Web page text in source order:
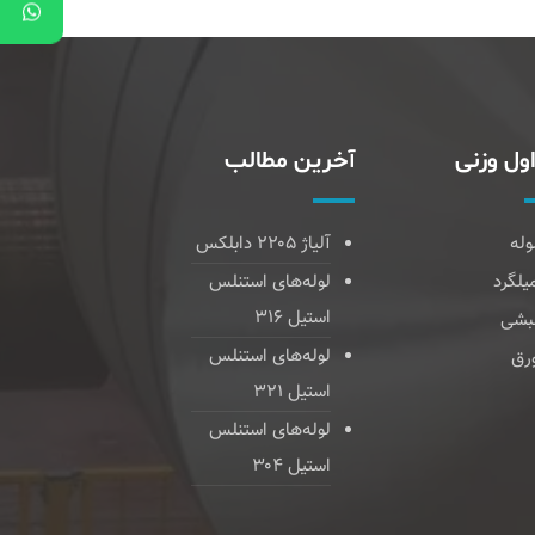
وزنی آخرین مطالب
آلیاژ ۲۲۰۵ دابلکس
لوله‌های استنلس
استیل ۳۱۶
لوله‌های استنلس
استیل ۳۲۱
لوله‌های استنلس
استیل ۳۰۴